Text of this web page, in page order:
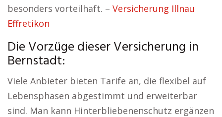
besonders vorteilhaft. – Versicherung Illnau
Effretikon
Die Vorzüge dieser Versicherung in
Bernstadt:
Viele Anbieter bieten Tarife an, die flexibel auf
Lebensphasen abgestimmt und erweiterbar
sind. Man kann Hinterbliebenenschutz ergänzen